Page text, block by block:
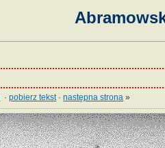
·pobierz tekst·następna strona »